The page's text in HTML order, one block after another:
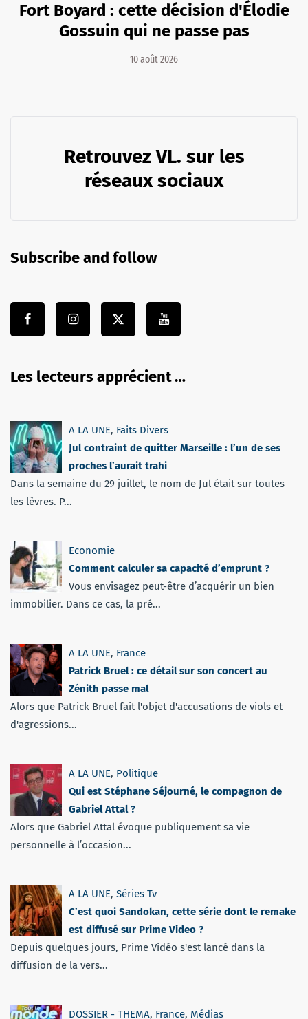
Fort Boyard : cette décision d'Élodie
Gossuin qui ne passe pas
10 août 2026
Retrouvez VL. sur les
réseaux sociaux
Subscribe and follow
Les lecteurs apprécient …
A LA UNE, Faits Divers
Jul contraint de quitter Marseille : l’un de ses
proches l’aurait trahi
Dans la semaine du 29 juillet, le nom de Jul était sur toutes
les lèvres. P...
Economie
Comment calculer sa capacité d’emprunt ?
Vous envisagez peut-être d’acquérir un bien
immobilier. Dans ce cas, la pré...
A LA UNE, France
Patrick Bruel : ce détail sur son concert au
Zénith passe mal
Alors que Patrick Bruel fait l'objet d'accusations de viols et
d'agressions...
A LA UNE, Politique
Qui est Stéphane Séjourné, le compagnon de
Gabriel Attal ?
Alors que Gabriel Attal évoque publiquement sa vie
personnelle à l’occasion...
A LA UNE, Séries Tv
C’est quoi Sandokan, cette série dont le remake
est diffusé sur Prime Video ?
Depuis quelques jours, Prime Vidéo s'est lancé dans la
diffusion de la vers...
DOSSIER - THEMA, France, Médias